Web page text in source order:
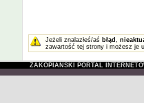
Jeżeli znalazłeś/aś błąd ,
zawartość tej strony i możesz je
ZAKOPIAŃSKI PORTAL